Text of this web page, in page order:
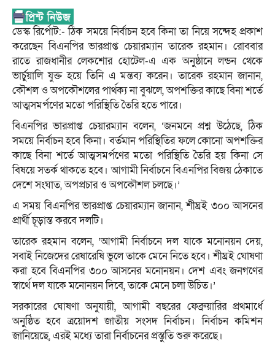
ডেস্ক রির্পোট:- ঠিক সময়ে নির্বাচন হবে কিনা তা নিয়ে সন্দেহ প্রকাশ
করেছেন বিএনপির ভারপ্রাপ্ত চেয়ারম্যান তারেক রহমান। রোববার
রাতে রাজধানীর লেকশোর হোটেল-এ এক অনুষ্ঠানে লন্ডন থেকে
ভার্চুয়ালি যুক্ত হয়ে তিনি এ মন্তব্য করেন। তারেক রহমান জানান,
কৌশল ও অপকৌশলের পার্থক্য না বুঝলে, অপশক্তির কাছে বিনা শর্তে
আত্মসমর্পণের মতো পরিস্থিতি তৈরি হতে পারে।
বিএনপির ভারপ্রাপ্ত চেয়ারম্যান বলেন, ‘জনমনে প্রশ্ন উঠেছে, ঠিক
সময়ে নির্বাচন হবে কিনা। বর্তমান পরিস্থিতির ফলে কোনো অপশক্তির
কাছে বিনা শর্তে আত্মসমর্পণের মতো পরিস্থিতি তৈরি হয় কিনা সে
বিষয়ে সতর্ক থাকতে হবে। আগামী নির্বাচনে বিএনপির বিজয় ঠেকাতে
দেশে সংঘাত, অপপ্রচার ও অপকৌশল চলছে।’
এ সময় বিএনপির ভারপ্রাপ্ত চেয়ারম্যান জানান, শীঘ্রই ৩০০ আসনের
প্রার্থী চূড়ান্ত করবে দলটি।
তারেক রহমান বলেন, ‘আগামী নির্বাচনে দল যাকে মনোনয়ন দেয়,
সবাই নিজেদের রেষারেষি ভুলে তাকে মেনে নিতে হবে। শীঘ্রই ঘোষণা
করা হবে বিএনপির ৩০০ আসনের মনোনয়ন। দেশ এবং জনগণের
স্বার্থে দল যাকে মনোনয়ন দিবে, তাকে মেনে চলা উচিত।’
সরকারের ঘোষণা অনুযায়ী, আগামী বছরের ফেব্রুয়ারির প্রথমার্ধে
অনুষ্ঠিত হবে ত্রয়োদশ জাতীয় সংসদ নির্বাচন। নির্বাচন কমিশন
জানিয়েছে, এরই মধ্যে তারা নির্বাচনের প্রস্তুতি শুরু করেছে।